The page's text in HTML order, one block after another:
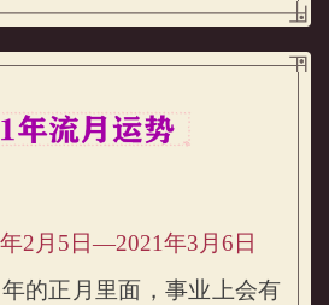
2月5日—2021年3月6日
的正月里面，事业上会有